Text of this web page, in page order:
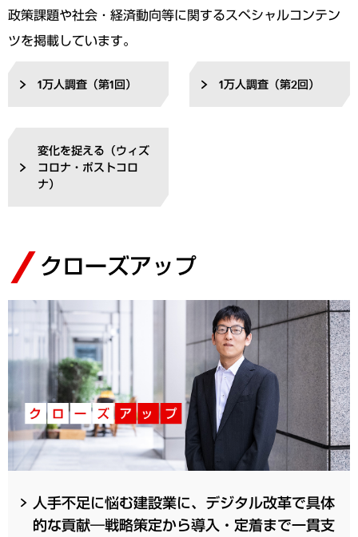
政策課題や社会・経済動向等に関するスペシャルコンテン
ツを掲載しています。
1万人調査（第1回） 1万人調査（第2回）
変化を捉える（ウィズ
コロナ・ポストコロ
ナ）
クローズアップ
人手不足に悩む建設業に、デジタル改革で具体
的な貢献―戦略策定から導入・定着まで一貫支